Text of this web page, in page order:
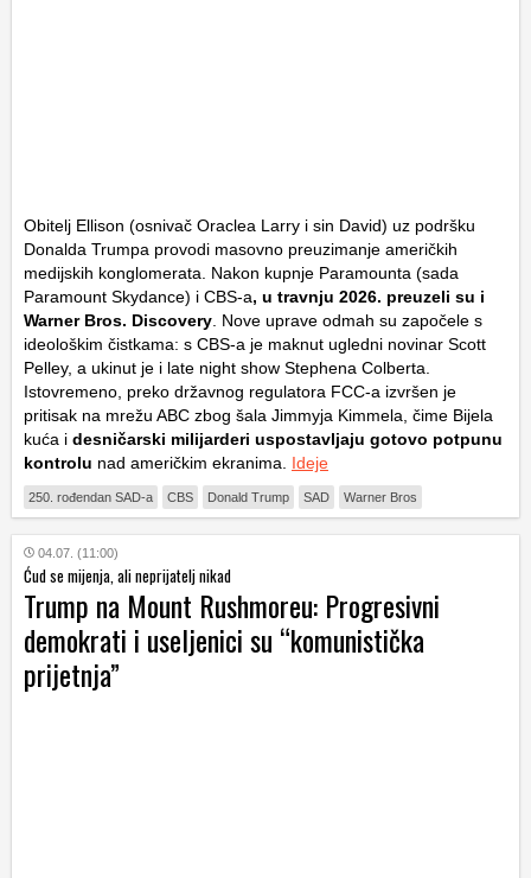
Obitelj Ellison (osnivač Oraclea Larry i sin David) uz podršku
Donalda Trumpa provodi masovno preuzimanje američkih
medijskih konglomerata. Nakon kupnje Paramounta (sada
Paramount Skydance) i CBS-a, u travnju 2026. preuzeli su i
Warner Bros. Discovery . Nove uprave odmah su započele s
ideološkim čistkama: s CBS-a je maknut ugledni novinar Scott
Pelley, a ukinut je i late night show Stephena Colberta.
Istovremeno, preko državnog regulatora FCC-a izvršen je
pritisak na mrežu ABC zbog šala Jimmyja Kimmela, čime Bijela
kuća i desničarski milijarderi uspostavljaju gotovo potpunu
kontrolu nad američkim ekranima. Ideje
250. rođendan SAD-a CBS Donald Trump SAD Warner Bros
04.07. (11:00)
Ćud se mijenja, ali neprijatelj nikad
Trump na Mount Rushmoreu: Progresivni
demokrati i useljenici su “komunistička
prijetnja”